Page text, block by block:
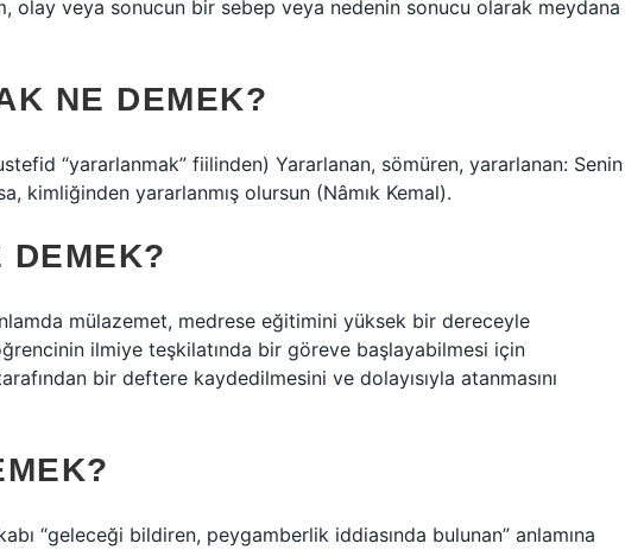
olay veya sonucun bir sebep veya nedenin sonucu olarak meydana
NE DEMEK?
kimliğinden yararlanmış olursun (Nâmık Kemal).
DEMEK?
mülazemet, medrese eğitimini yüksek bir dereceyle
ilmiye teşkilatında bir göreve başlayabilmesi için
bir deftere kaydedilmesini ve dolayısıyla atanmasını
“geleceği bildiren, peygamberlik iddiasında bulunan” anlamına